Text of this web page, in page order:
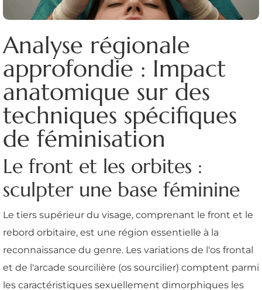
Analyse régionale
approfondie : Impact
anatomique sur des
techniques spécifiques
de féminisation
Le front et les orbites :
sculpter une base féminine
Le tiers supérieur du visage, comprenant le front et le
rebord orbitaire, est une région essentielle à la
reconnaissance du genre. Les variations de l'os frontal
et de l'arcade sourcilière (os sourcilier) comptent parmi
les caractéristiques sexuellement dimorphiques les